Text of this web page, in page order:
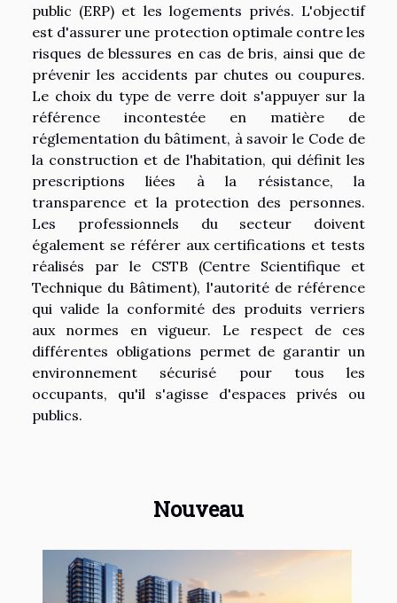
public (ERP) et les logements privés. L'objectif
est d'assurer une protection optimale contre les
risques de blessures en cas de bris, ainsi que de
prévenir les accidents par chutes ou coupures.
Le choix du type de verre doit s'appuyer sur la
référence incontestée en matière de
réglementation du bâtiment, à savoir le Code de
la construction et de l'habitation, qui définit les
prescriptions liées à la résistance, la
transparence et la protection des personnes.
Les professionnels du secteur doivent
également se référer aux certifications et tests
réalisés par le CSTB (Centre Scientifique et
Technique du Bâtiment), l'autorité de référence
qui valide la conformité des produits verriers
aux normes en vigueur. Le respect de ces
différentes obligations permet de garantir un
environnement sécurisé pour tous les
occupants, qu'il s'agisse d'espaces privés ou
publics.
Nouveau